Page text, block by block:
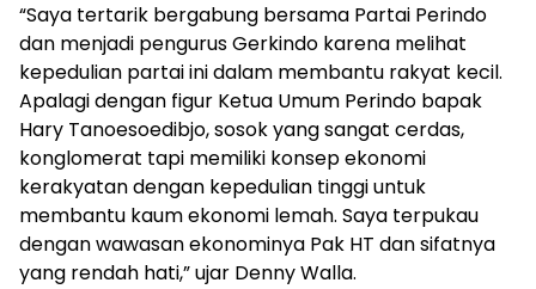
“Saya tertarik bergabung bersama Partai Perindo
dan menjadi pengurus Gerkindo karena melihat
kepedulian partai ini dalam membantu rakyat kecil.
Apalagi dengan figur Ketua Umum Perindo bapak
Hary Tanoesoedibjo, sosok yang sangat cerdas,
konglomerat tapi memiliki konsep ekonomi
kerakyatan dengan kepedulian tinggi untuk
membantu kaum ekonomi lemah. Saya terpukau
dengan wawasan ekonominya Pak HT dan sifatnya
yang rendah hati,” ujar Denny Walla.